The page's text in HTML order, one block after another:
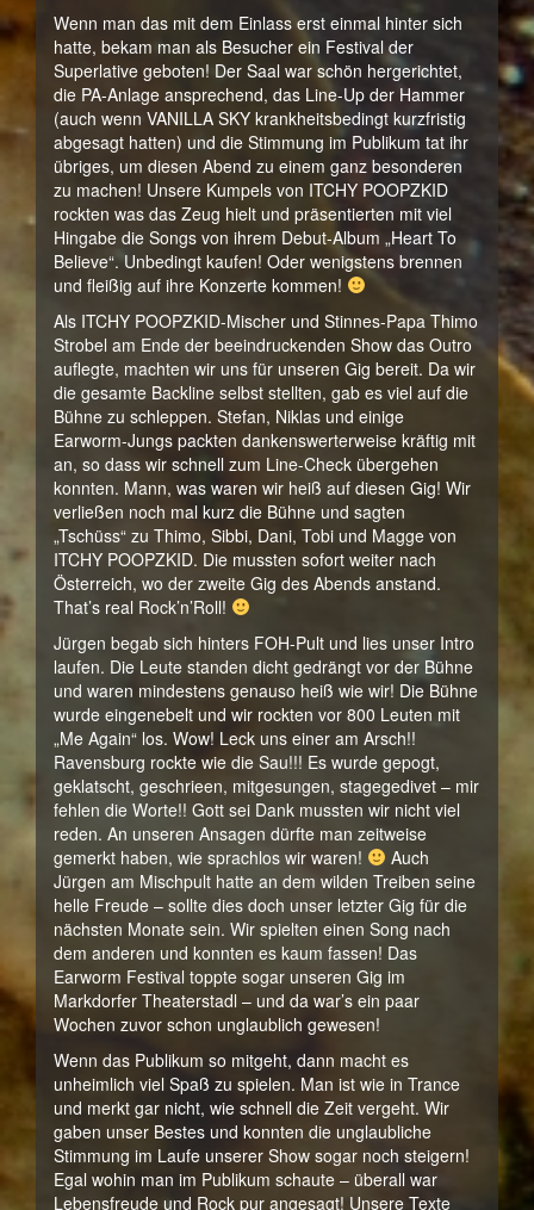
Wenn man das mit dem Einlass erst einmal hinter sich
hatte, bekam man als Besucher ein Festival der
Superlative geboten! Der Saal war schön hergerichtet,
die PA-Anlage ansprechend, das Line-Up der Hammer
(auch wenn VANILLA SKY krankheitsbedingt kurzfristig
abgesagt hatten) und die Stimmung im Publikum tat ihr
übriges, um diesen Abend zu einem ganz besonderen
zu machen! Unsere Kumpels von ITCHY POOPZKID
rockten was das Zeug hielt und präsentierten mit viel
Hingabe die Songs von ihrem Debut-Album „Heart To
Believe“. Unbedingt kaufen! Oder wenigstens brennen
und fleißig auf ihre Konzerte kommen!
Als ITCHY POOPZKID-Mischer und Stinnes-Papa Thimo
Strobel am Ende der beeindruckenden Show das Outro
auflegte, machten wir uns für unseren Gig bereit. Da wir
die gesamte Backline selbst stellten, gab es viel auf die
Bühne zu schleppen. Stefan, Niklas und einige
Earworm-Jungs packten dankenswerterweise kräftig mit
an, so dass wir schnell zum Line-Check übergehen
konnten. Mann, was waren wir heiß auf diesen Gig! Wir
verließen noch mal kurz die Bühne und sagten
„Tschüss“ zu Thimo, Sibbi, Dani, Tobi und Magge von
ITCHY POOPZKID. Die mussten sofort weiter nach
Österreich, wo der zweite Gig des Abends anstand.
That’s real Rock’n’Roll!
Jürgen begab sich hinters FOH-Pult und lies unser Intro
laufen. Die Leute standen dicht gedrängt vor der Bühne
und waren mindestens genauso heiß wie wir! Die Bühne
wurde eingenebelt und wir rockten vor 800 Leuten mit
„Me Again“ los. Wow! Leck uns einer am Arsch!!
Ravensburg rockte wie die Sau!!! Es wurde gepogt,
geklatscht, geschrieen, mitgesungen, stagegedivet – mir
fehlen die Worte!! Gott sei Dank mussten wir nicht viel
reden. An unseren Ansagen dürfte man zeitweise
gemerkt haben, wie sprachlos wir waren!
Auch
Jürgen am Mischpult hatte an dem wilden Treiben seine
helle Freude – sollte dies doch unser letzter Gig für die
nächsten Monate sein. Wir spielten einen Song nach
dem anderen und konnten es kaum fassen! Das
Earworm Festival toppte sogar unseren Gig im
Markdorfer Theaterstadl – und da war’s ein paar
Wochen zuvor schon unglaublich gewesen!
Wenn das Publikum so mitgeht, dann macht es
unheimlich viel Spaß zu spielen. Man ist wie in Trance
und merkt gar nicht, wie schnell die Zeit vergeht. Wir
gaben unser Bestes und konnten die unglaubliche
Stimmung im Laufe unserer Show sogar noch steigern!
Egal wohin man im Publikum schaute – überall war
Lebensfreude und Rock pur angesagt! Unsere Texte